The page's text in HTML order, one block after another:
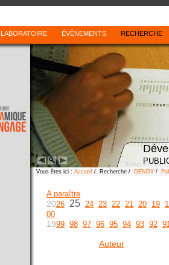
LABORATOIRE ÉVÈNEMENTS RECHERCHE
Vous êtes ici : Accueil / Recherche / DENDY /
A paraître
2026 25 24 23 22 21 20 19
00
1999 98 97 96 95 94 93 92
Auteur